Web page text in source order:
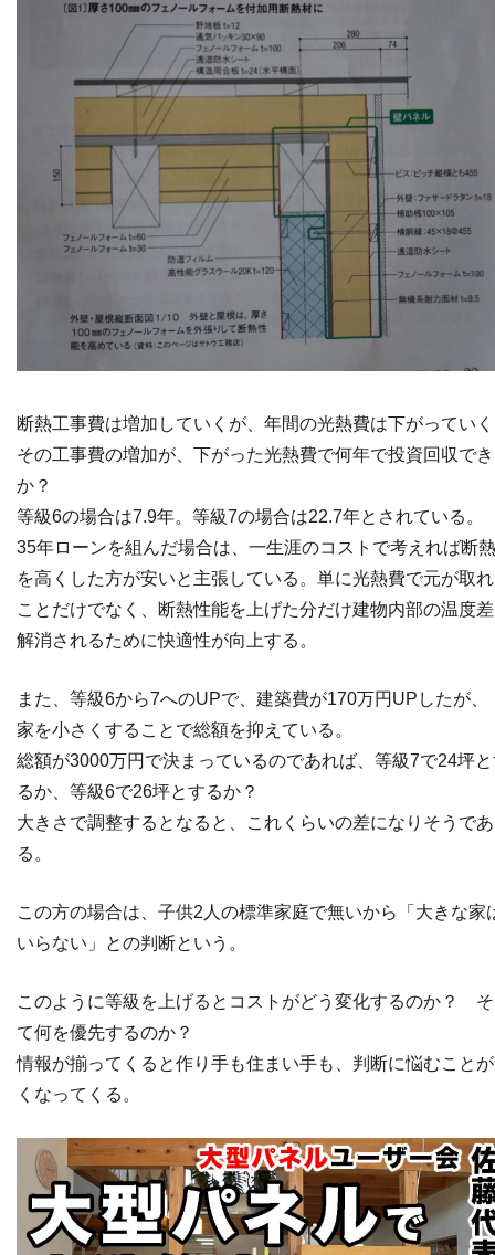
断熱工事費は増加していくが、年間の光熱費は下がってい
その工事費の増加が、下がった光熱費で何年で投資回収で
か？
等級6の場合は7.9年。等級7の場合は22.7年とされている。
35年ローンを組んだ場合は、一生涯のコストで考えれば断
を高くした方が安いと主張している。単に光熱費で元が取
ことだけでなく、断熱性能を上げた分だけ建物内部の温度
解消されるために快適性が向上する。
また、等級6から7へのUPで、建築費が170万円UPしたが、
家を小さくすることで総額を抑えている。
総額が3000万円で決まっているのであれば、等級7で24坪
るか、等級6で26坪とするか？
大きさで調整するとなると、これくらいの差になりそうであ
る。
この方の場合は、子供2人の標準家庭で無いから「大きな家
いらない」との判断という。
このように等級を上げるとコストがどう変化するのか？
て何を優先するのか？
情報が揃ってくると作り手も住まい手も、判断に悩むこと
くなってくる。